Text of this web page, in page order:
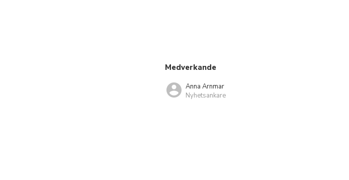
Medverkande
Anna Arnmar
Nyhetsankare